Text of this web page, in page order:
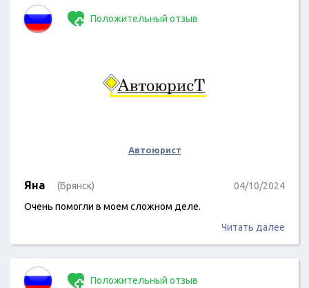
Положительный отзыв
Автоюрист
Яна (Брянск)
04/10/2024
Очень помогли в моем сложном деле.
Читать далее
Положительный отзыв